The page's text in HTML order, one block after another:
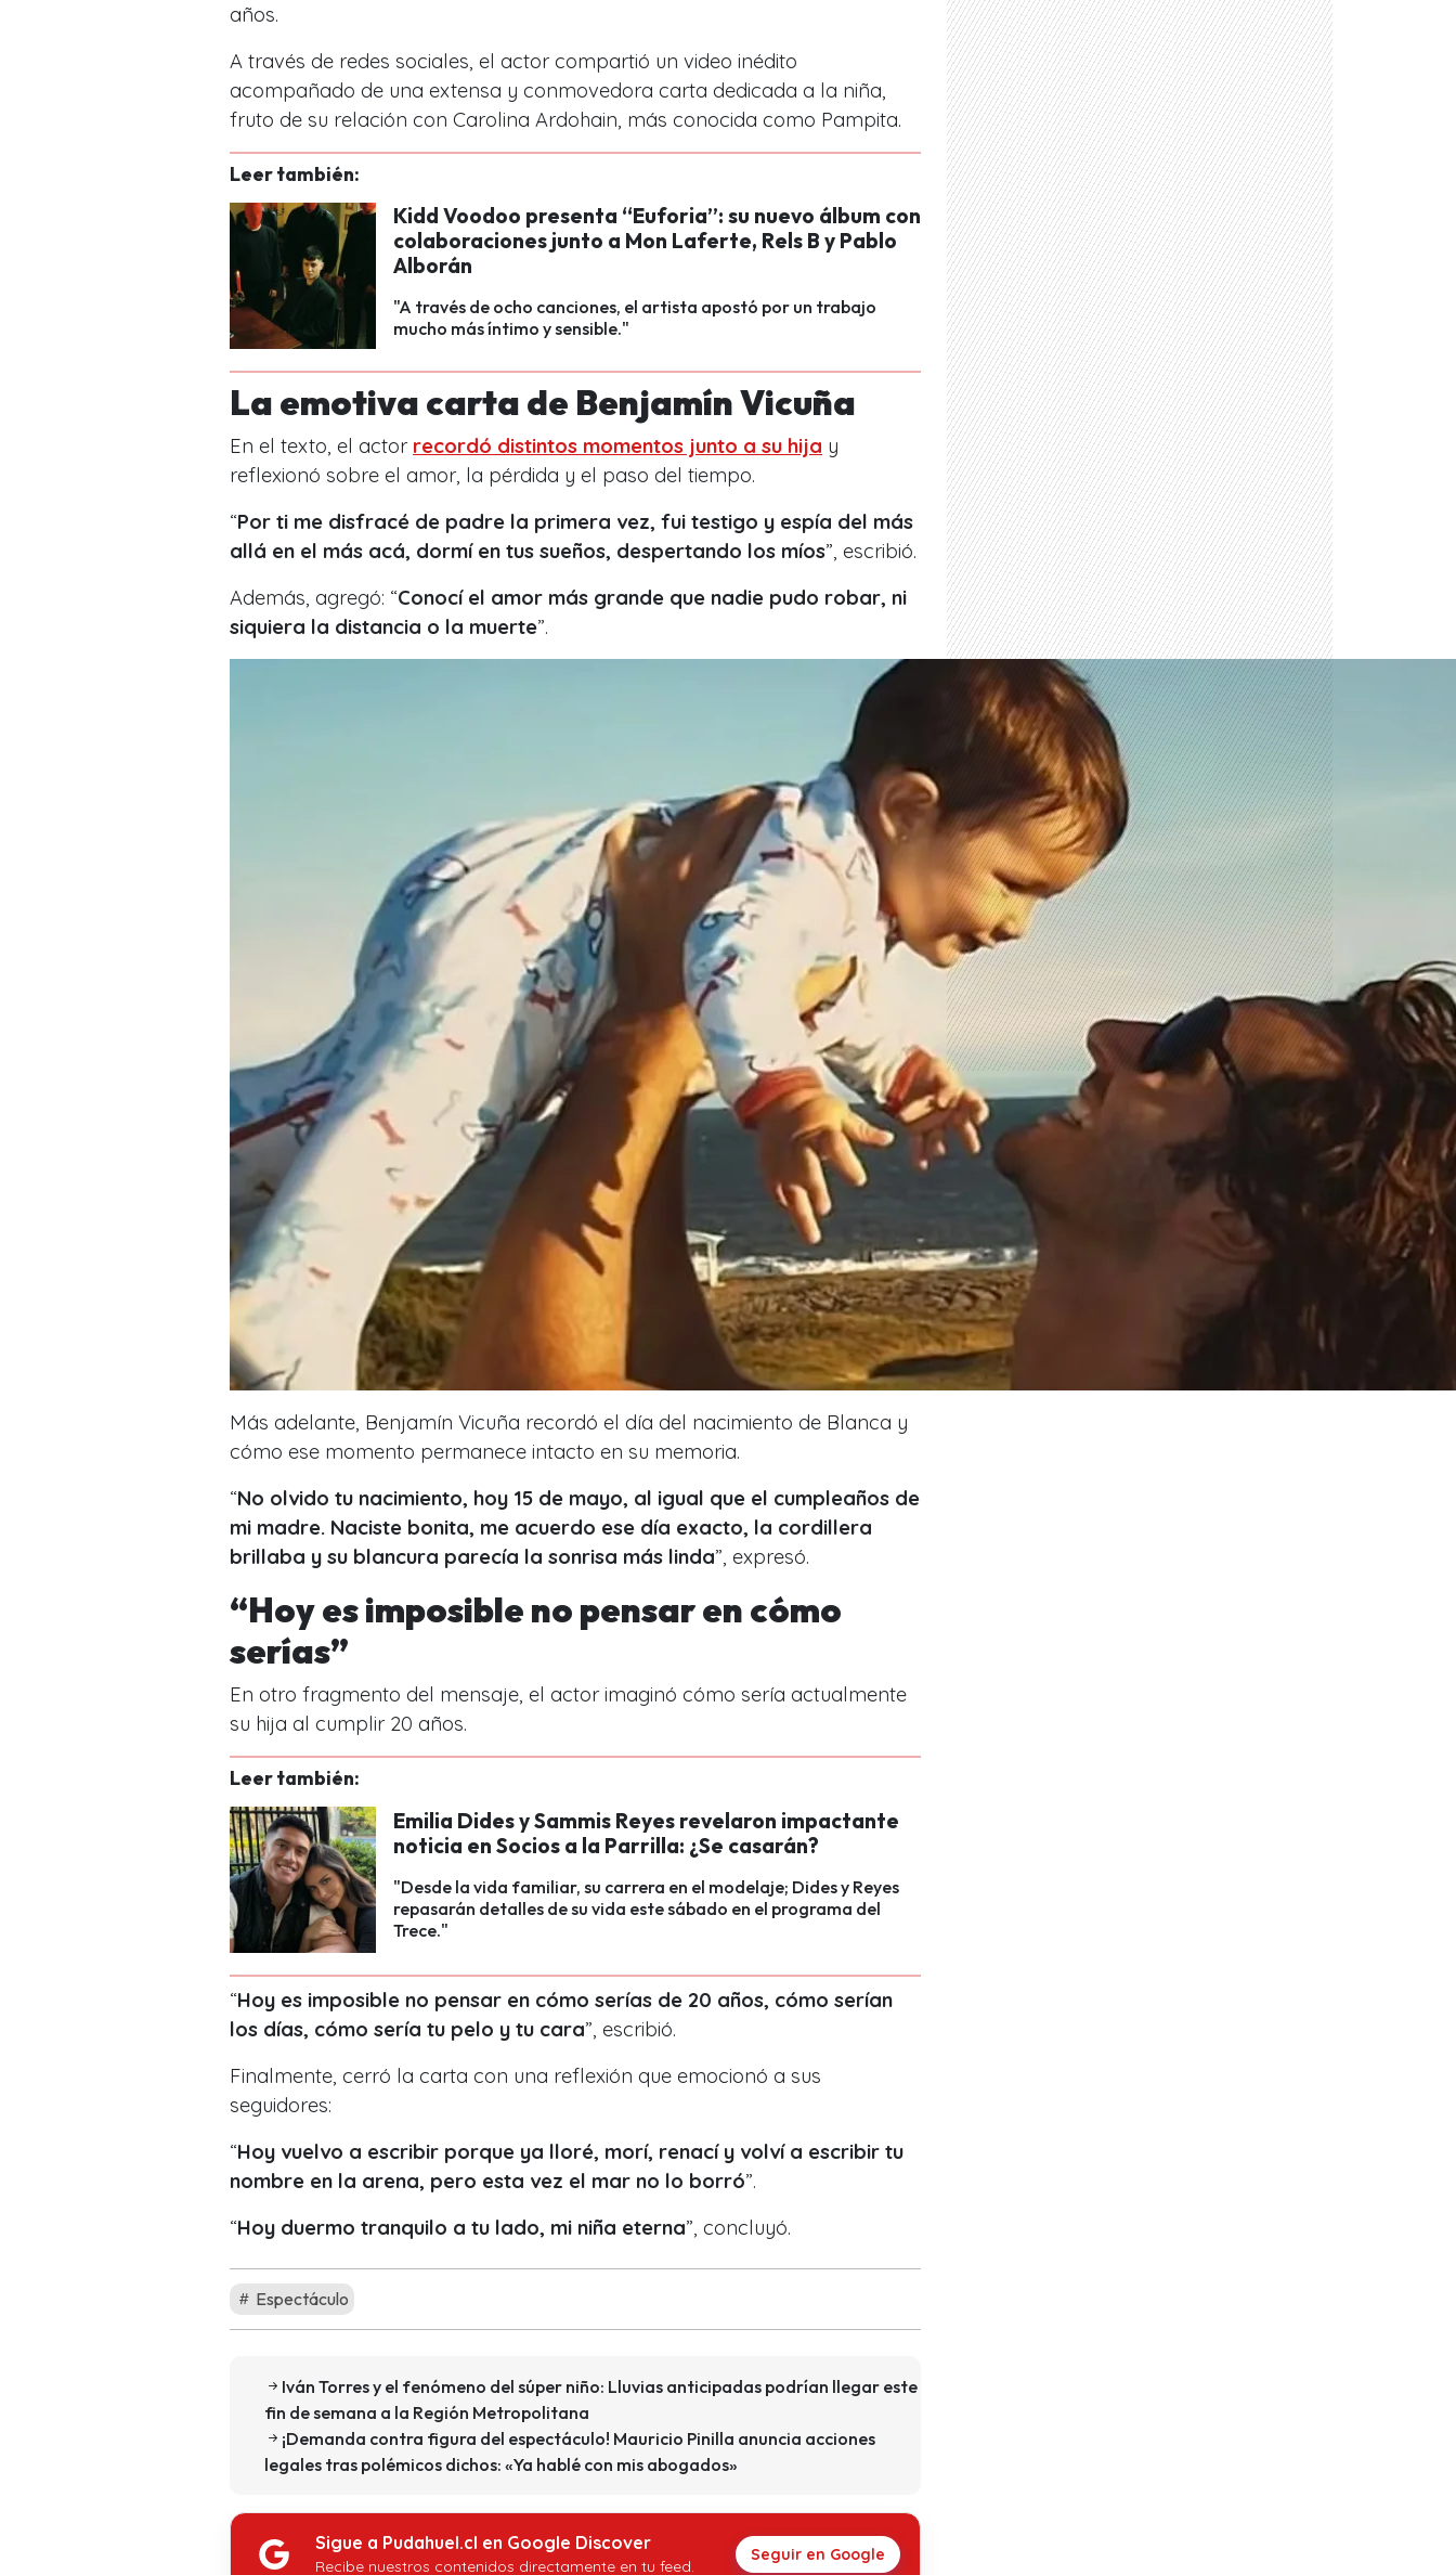
años.
A través de redes sociales, el actor compartió un video inédito
acompañado de una extensa y conmovedora carta dedicada a la niña,
fruto de su relación con Carolina Ardohain , más conocida como Pampita.
Leer también:
Kidd Voodoo presenta “Euforia”: su nuevo álbum con
colaboraciones junto a Mon Laferte, Rels B y Pablo
Alborán
"A través de ocho canciones, el artista apostó por un trabajo
mucho más íntimo y sensible."
La emotiva carta de Benjamín Vicuña
En el texto, el actor recordó distintos momentos junto a su hija y
reflexionó sobre el amor, la pérdida y el paso del tiempo.
“Por ti me disfracé de padre la primera vez, fui testigo y espía del más
allá en el más acá, dormí en tus sueños, despertando los míos”, escribió.
Además, agregó: “Conocí el amor más grande que nadie pudo robar, ni
siquiera la distancia o la muerte”.
Más adelante, Benjamín Vicuña recordó el día del nacimiento de Blanca y
cómo ese momento permanece intacto en su memoria.
“No olvido tu nacimiento, hoy 15 de mayo, al igual que el cumpleaños de
mi madre. Naciste bonita, me acuerdo ese día exacto, la cordillera
brillaba y su blancura parecía la sonrisa más linda”, expresó.
“Hoy es imposible no pensar en cómo
serías”
En otro fragmento del mensaje, el actor imaginó cómo sería actualmente
su hija al cumplir 20 años.
Leer también:
Emilia Dides y Sammis Reyes revelaron impactante
noticia en Socios a la Parrilla: ¿Se casarán?
"Desde la vida familiar, su carrera en el modelaje; Dides y Reyes
repasarán detalles de su vida este sábado en el programa del
Trece."
“Hoy es imposible no pensar en cómo serías de 20 años, cómo serían
los días, cómo sería tu pelo y tu cara”, escribió.
Finalmente, cerró la carta con una reflexión que emocionó a sus
seguidores:
“Hoy vuelvo a escribir porque ya lloré, morí, renací y volví a escribir tu
nombre en la arena, pero esta vez el mar no lo borró”.
“Hoy duermo tranquilo a tu lado, mi niña eterna”, concluyó.
Espectáculo
Iván Torres y el fenómeno del súper niño: Lluvias anticipadas podrían llegar este
fin de semana a la Región Metropolitana
¡Demanda contra figura del espectáculo! Mauricio Pinilla anuncia acciones
legales tras polémicos dichos: «Ya hablé con mis abogados»
Sigue a Pudahuel.cl en Google Discover
Recibe nuestros contenidos directamente en tu feed.
Seguir en Google